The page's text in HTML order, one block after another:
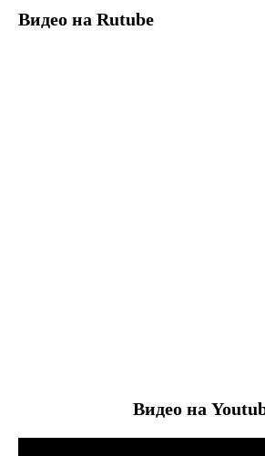
Видео на Rutube
Видео на